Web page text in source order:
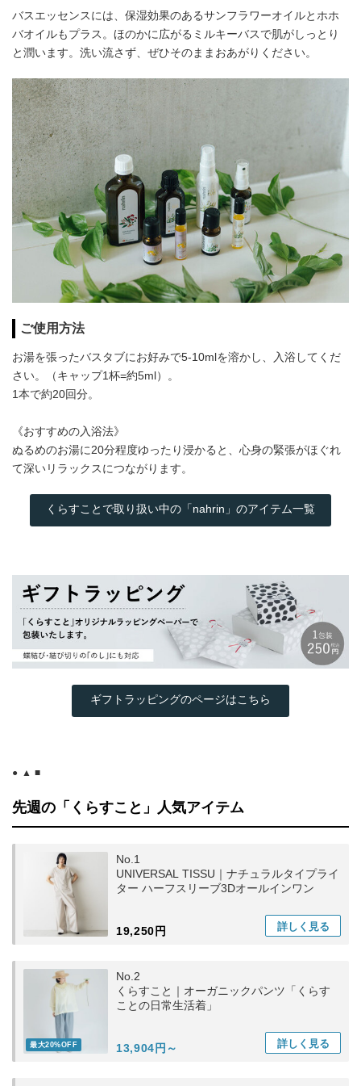
バスエッセンスには、保湿効果のあるサンフラワーオイルとホホ
バオイルもプラス。ほのかに広がるミルキーバスで肌がしっとり
と潤います。洗い流さず、ぜひそのままおあがりください。
ご使用方法
お湯を張ったバスタブにお好みで5-10mlを溶かし、入浴してくだ
さい。（キャップ1杯=約5ml）。
1本で約20回分。
《おすすめの入浴法》
ぬるめのお湯に20分程度ゆったり浸かると、心身の緊張がほぐれ
て深いリラックスにつながります。
くらすことで取り扱い中の「nahrin」のアイテム一覧
ギフトラッピングのページはこちら
● ▲ ■
先週の「くらすこと」人気アイテム
No.1
UNIVERSAL TISSU｜ナチュラルタイプライ
ター ハーフスリーブ3Dオールインワン
19,250円 詳しく 見る
最大20%OFF
No.2
くらすこと｜オーガニックパンツ「くらす
ことの日常生活着」
13,904円～ 詳しく 見る